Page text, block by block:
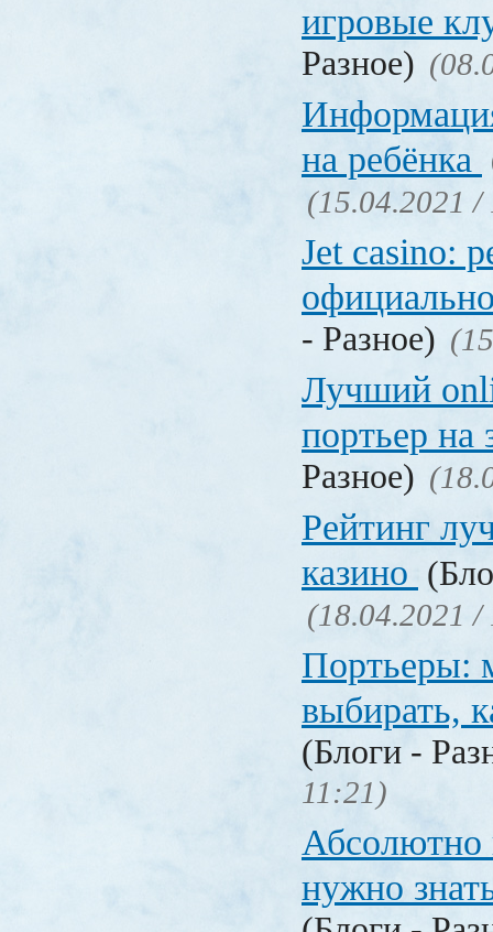
игровые
Разное)
на ребёнка
(15.04.2021 /
Jet casino:
- Разное)
Лучший
портьер на
Разное)
Рейтинг
казино
(18.04.2021 /
Портьеры:
выбирать,
(Блоги -
11:21)
Абсолютно
нужно